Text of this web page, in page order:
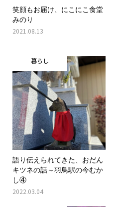
笑顔もお届け、にこにこ食堂
みのり
2021.08.13
暮らし
語り伝えられてきた、おだん
キツネの話～羽鳥駅の今むか
し④
2022.03.04